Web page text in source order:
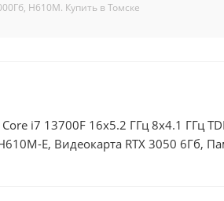
H610M. Купить в Томске
i7 13700F 16x5.2 ГГц 8x4.1 ГГц
E, Видеокарта RTX 3050 6Гб,